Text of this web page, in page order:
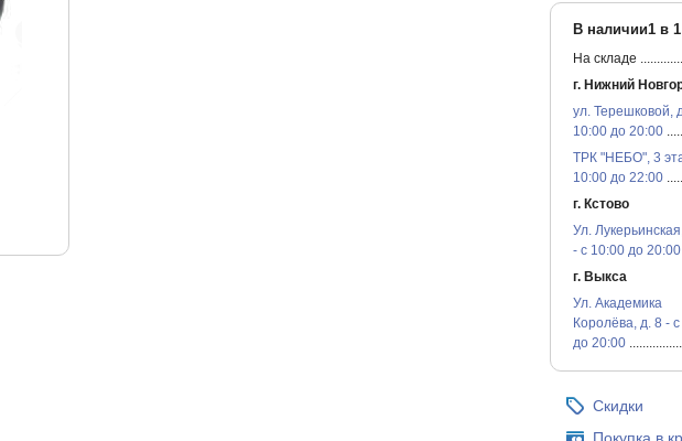
В наличии1 в 1
На складе
г. Нижний
ул. Терешковой,
10:00 до 20:00
ТРК "НЕБО", 3
10:00 до 22:00
г. Кстово
Ул.
- с 10:00 до 20:00
г. Выкса
Ул. Академика
Королёва, д. 8 -
до 20:00
Скидки